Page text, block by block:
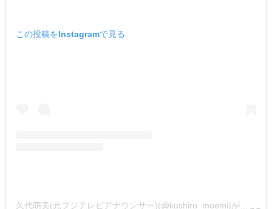
この投稿をInstagramで見る
久代萌美(元フジテレビアナウンサー)(@kushiro_moemi)がシェアした投稿